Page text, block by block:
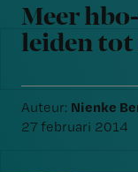
Meer
leiden
Auteur: Nienke
27 februari 2014